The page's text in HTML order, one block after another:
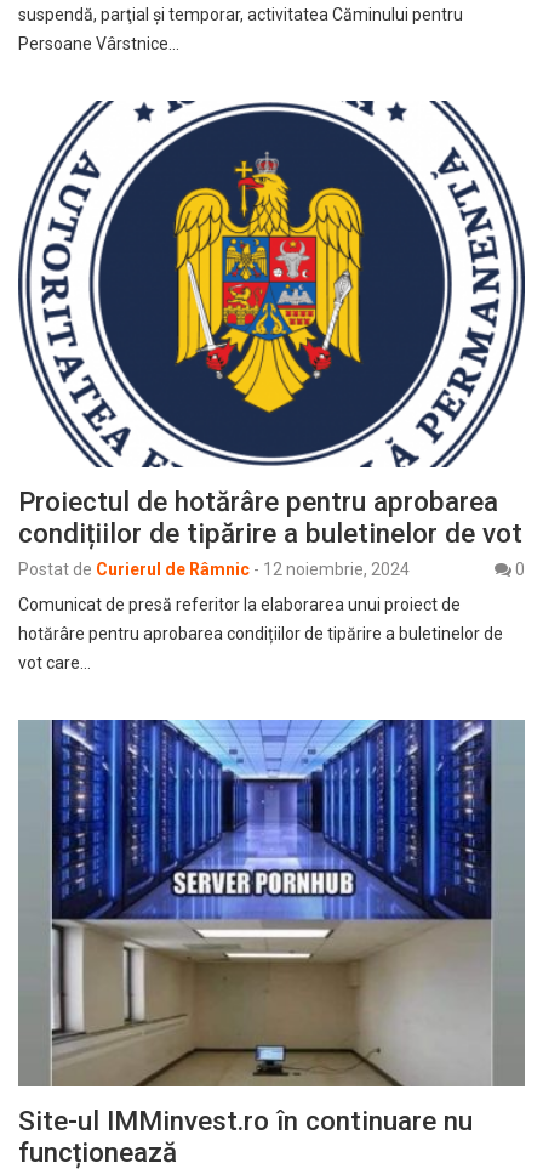
suspendă, parţial şi temporar, activitatea Căminului pentru
Persoane Vârstnice…
Proiectul de hotărâre pentru aprobarea
condițiilor de tipărire a buletinelor de vot
Postat de Curierul de Râmnic - 12 noiembrie, 2024
0
Comunicat de presă referitor la elaborarea unui proiect de
hotărâre pentru aprobarea condițiilor de tipărire a buletinelor de
vot care…
Site-ul IMMinvest.ro în continuare nu
funcționează